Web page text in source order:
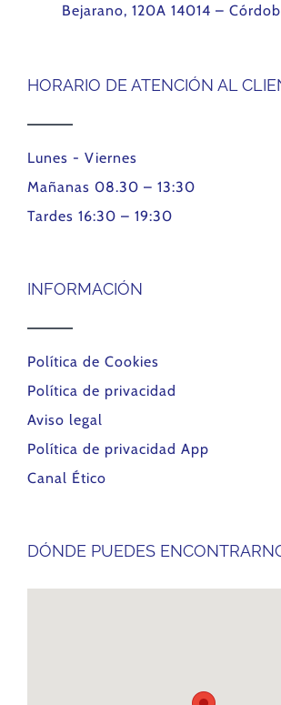
Bejarano, 120A 14014 –
HORARIO DE ATENCIÓN AL
Lunes - Viernes
Mañanas 08.30 – 13:30
Tardes 16:30 – 19:30
INFORMACIÓN
Política de Cookies
Política de privacidad
Aviso legal
Política de privacidad App
Canal Ético
DÓNDE PUEDES